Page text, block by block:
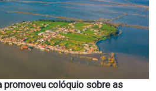
promoveu colóquio sobre as